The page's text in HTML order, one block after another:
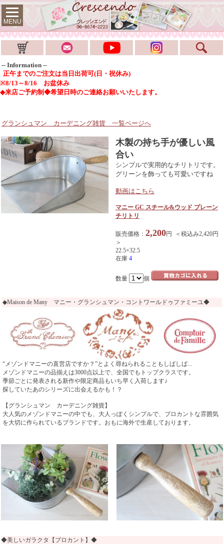
MENU
-- Information --
正午までのご注文は当日出荷可(日・祝休み)
※8/13～8/16 お盆休み
◆来店ご予約制◆希望日時のご連絡お願いいたします。
グランシュマン カーデニング雑貨 一覧ページへ
木製の持ち手が優しい風
合い
シンプルで実用的なチリトリです。
グリーンを飾っても可愛いですね
動画はこちら
マニー GC スチール&ウッド プレーン
チリトリ
販売価格： 2,200円 ＜税込み2,420円
＞
22.5×32.5
在庫 4
数量 個
◆Maison de Many マニー・グランシュマン・コントワールドゥファミーユ◆
“メゾンドマニーの直営店ですか？”とよく尋ねられることもしばしば...
メゾンドマニーの品揃えは3000点以上で、全国でもトップクラスです。
季節ごとに発表される新作や限定商品もいち早く入荷します♪
探していたあのシリーズに出会えるかも！？
【グランシュマン カーデニング雑貨】
大人気のメゾンドマニーの中でも、大人っぽくシンプルで、ブロカントな雰囲気
を大切に作られているブランドです。おもに海外で生産しております。
◆美しいガラクタ【ブロカント】◆